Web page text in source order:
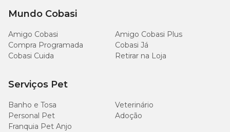
Mundo Cobasi
Amigo Cobasi
Amigo Cobasi Plus
Compra Programada
Cobasi Já
Cobasi Cuida
Retirar na Loja
Serviços Pet
Banho e Tosa
Veterinário
Personal Pet
Adoção
Franquia Pet Anjo